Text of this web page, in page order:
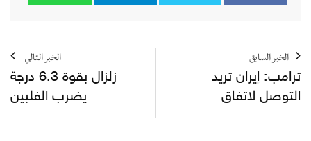
الخبر السابق
ترامب: إيران تريد
التوصل لاتفاق
الخبر التالي
زلزال بقوة 6.3 درجة
يضرب الفلبين